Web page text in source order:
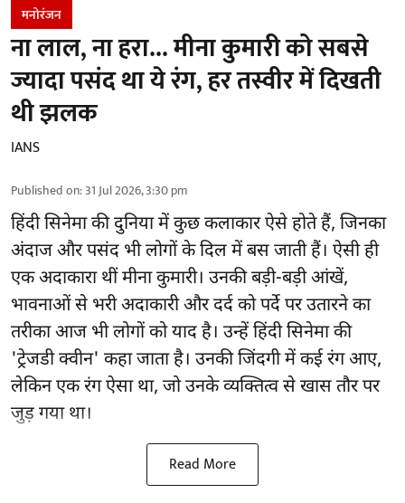
मनोरंजन
ना लाल, ना हरा... मीना कुमारी को सबसे
ज्यादा पसंद था ये रंग, हर तस्वीर में दिखती
थी झलक
IANS
Published on:31 Jul 2026, 3:30 pm
हिंदी सिनेमा की दुनिया में कुछ कलाकार ऐसे होते हैं, जिनका
अंदाज और पसंद भी लोगों के दिल में बस जाती हैं। ऐसी ही
एक अदाकारा थीं मीना कुमारी। उनकी बड़ी-बड़ी आंखें,
भावनाओं से भरी अदाकारी और दर्द को पर्दे पर उतारने का
तरीका आज भी लोगों को याद है। उन्हें हिंदी सिनेमा की
'ट्रेजडी क्वीन' कहा जाता है। उनकी जिंदगी में कई रंग आए,
लेकिन एक रंग ऐसा था, जो उनके व्यक्तित्व से खास तौर पर
जुड़ गया था।
Read More